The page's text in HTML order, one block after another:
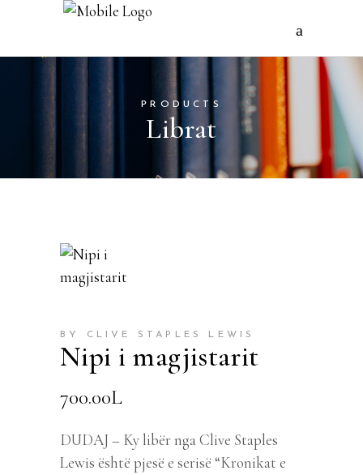
PRODUCTS
Librat
BY CLIVE STAPLES LEWIS
Nipi i magjistarit
700.00L
DUDAJ – Ky libër nga Clive Staples
Lewis është pjesë e serisë “Kronikat e